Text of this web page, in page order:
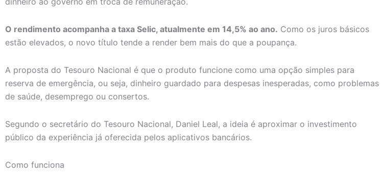
O rendimento acompanha a taxa Selic, atualmente em 14,5% ao ano. Como os juros básicos
estão elevados, o novo título tende a render bem mais do que a poupança.
A proposta do Tesouro Nacional é que o produto funcione como uma opção simples para
reserva de emergência, ou seja, dinheiro guardado para despesas inesperadas, como problemas
de saúde, desemprego ou consertos.
Segundo o secretário do Tesouro Nacional, Daniel Leal, a ideia é aproximar o investimento
público da experiência já oferecida pelos aplicativos bancários.
Como funciona